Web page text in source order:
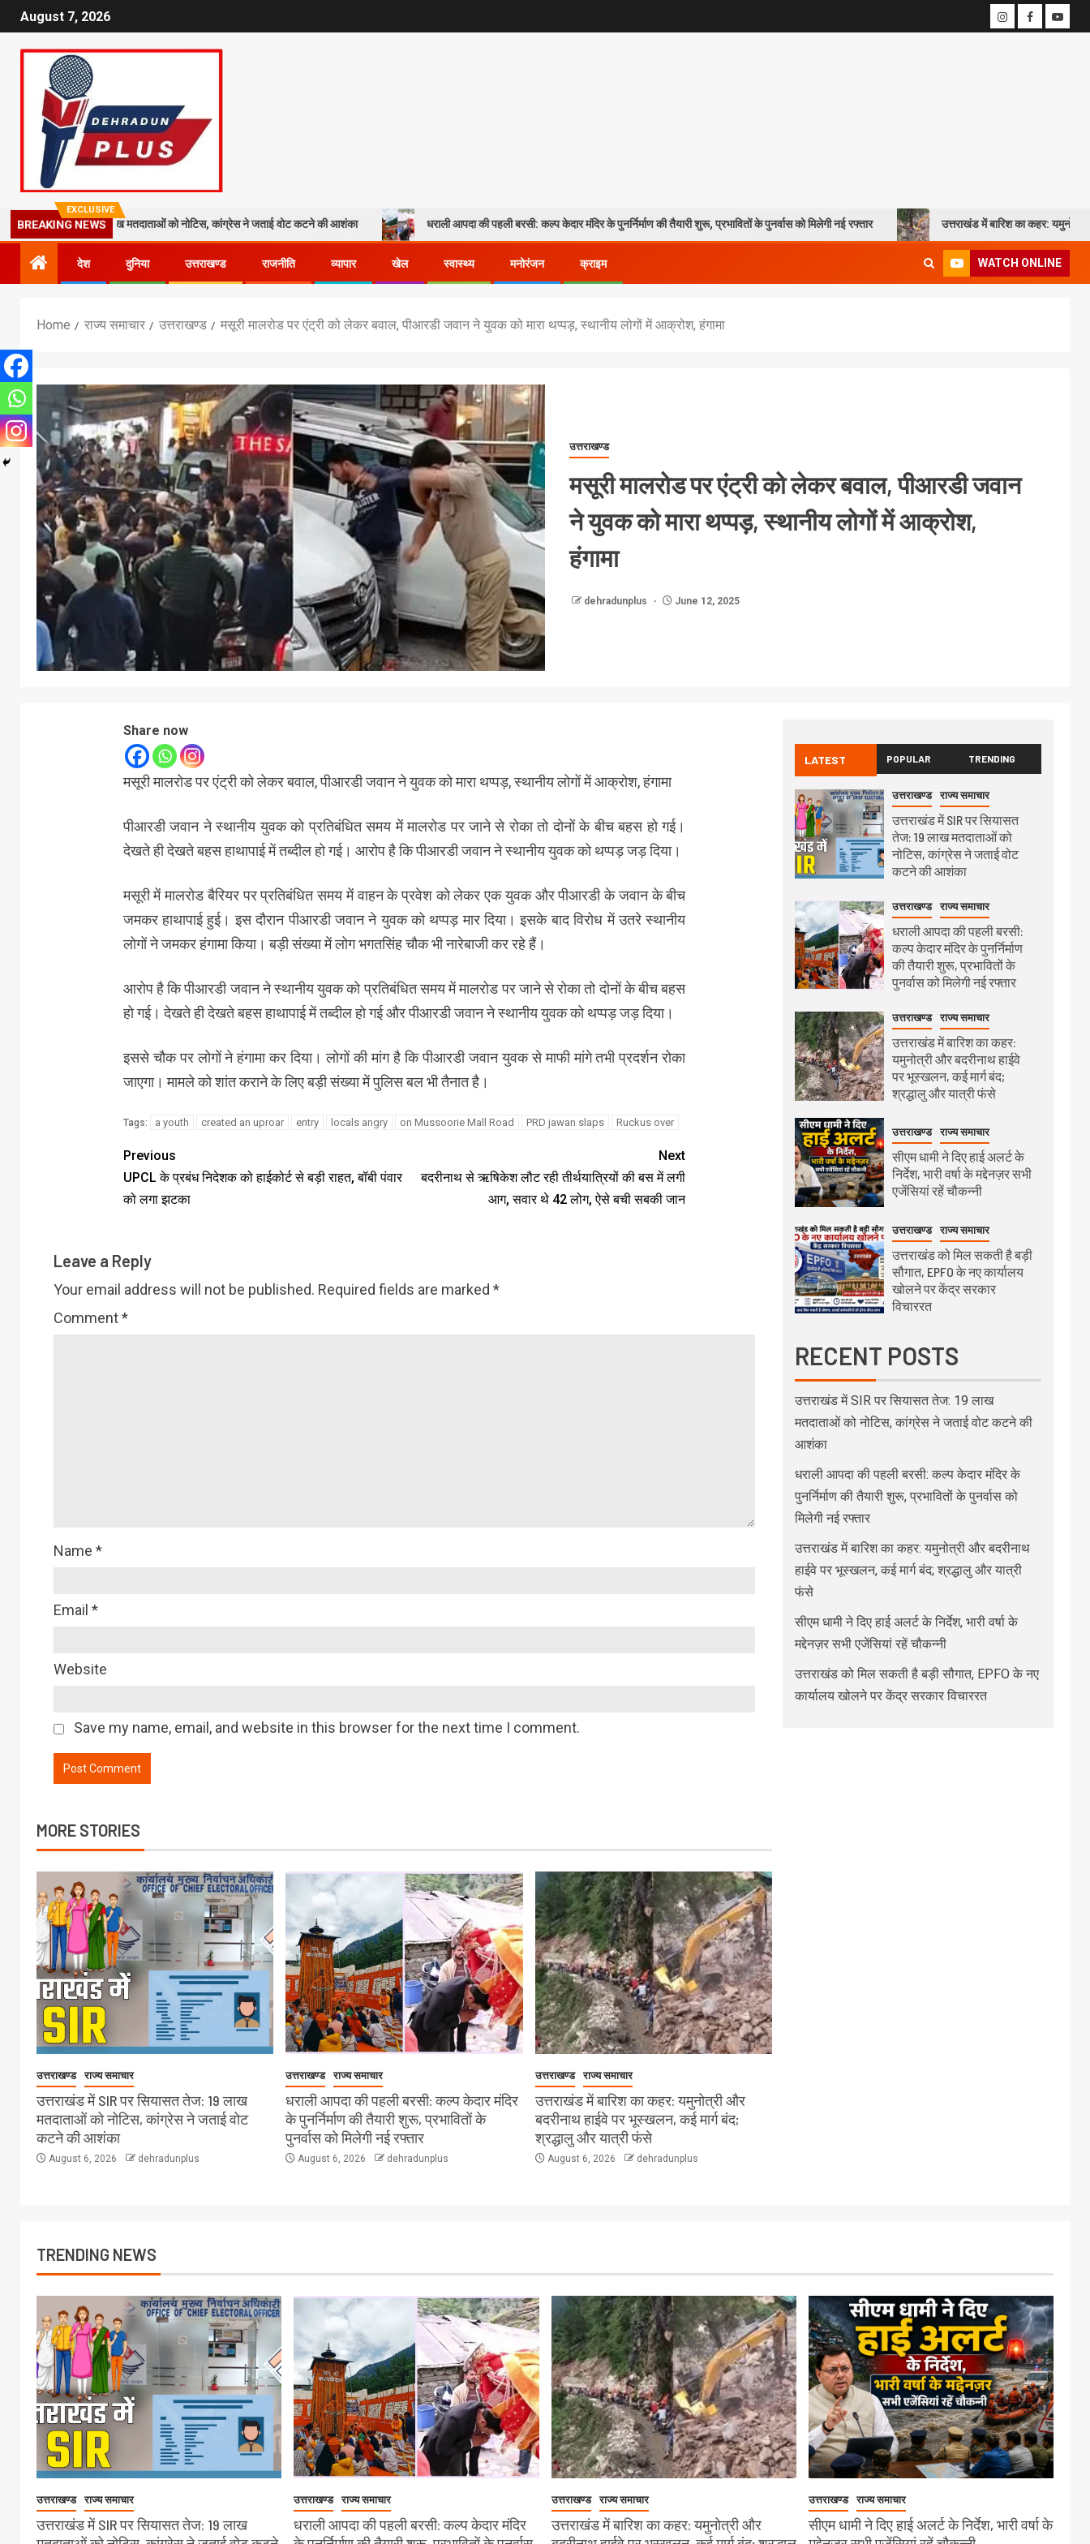
August 7, 2026
EXCLUSIVE
BREAKING NEWS
तेज: 19 लाख मतदाताओं को नोटिस, कांग्रेस ने जताई वोट कटने की आशंका धराली आपदा की पहली बरसी: कल्प केदार मंदिर के पुनर्निर्माण की तैयारी शुरू, प्रभावितों के पुनर्वास को मिलेगी नई रफ्तार उत्तराखंड में बारिश का कहर: यमुनोत्री और
देश दुनिया उत्तराखण्ड राजनीति व्यापार खेल स्वास्थ्य मनोरंजन क्राइम WATCH ONLINE
Home राज्य समाचार उत्तराखण्ड मसूरी मालरोड पर एंट्री को लेकर बवाल, पीआरडी जवान ने युवक को मारा थप्पड़, स्थानीय लोगों में आक्रोश, हंगामा
उत्तराखण्ड
मसूरी मालरोड पर एंट्री को लेकर बवाल, पीआरडी जवान
ने युवक को मारा थप्पड़, स्थानीय लोगों में आक्रोश,
हंगामा
dehradunplus June 12, 2025
Share now
मसूरी मालरोड पर एंट्री को लेकर बवाल, पीआरडी जवान ने युवक को मारा थप्पड़, स्थानीय लोगों में आक्रोश, हंगामा
पीआरडी जवान ने स्थानीय युवक को प्रतिबंधित समय में मालरोड पर जाने से रोका तो दोनों के बीच बहस हो गई।
देखते ही देखते बहस हाथापाई में तब्दील हो गई। आरोप है कि पीआरडी जवान ने स्थानीय युवक को थप्पड़ जड़ दिया।
मसूरी में मालरोड बैरियर पर प्रतिबंधित समय में वाहन के प्रवेश को लेकर एक युवक और पीआरडी के जवान के बीच
जमकर हाथापाई हुई। इस दौरान पीआरडी जवान ने युवक को थप्पड़ मार दिया। इसके बाद विरोध में उतरे स्थानीय
लोगों ने जमकर हंगामा किया। बड़ी संख्या में लोग भगतसिंह चौक भी नारेबाजी कर रहे हैं।
आरोप है कि पीआरडी जवान ने स्थानीय युवक को प्रतिबंधित समय में मालरोड पर जाने से रोका तो दोनों के बीच बहस
हो गई। देखते ही देखते बहस हाथापाई में तब्दील हो गई और पीआरडी जवान ने स्थानीय युवक को थप्पड़ जड़ दिया।
इससे चौक पर लोगों ने हंगामा कर दिया। लोगों की मांग है कि पीआरडी जवान युवक से माफी मांगे तभी प्रदर्शन रोका
जाएगा। मामले को शांत कराने के लिए बड़ी संख्या में पुलिस बल भी तैनात है।
Tags: a youth created an uproar entry locals angry on Mussoorie Mall Road PRD jawan slaps Ruckus over
Previous
UPCL के प्रबंध निदेशक को हाईकोर्ट से बड़ी राहत, बॉबी पंवार
को लगा झटका
Next
बदरीनाथ से ऋषिकेश लौट रही तीर्थयात्रियों की बस में लगी
आग, सवार थे 42 लोग, ऐसे बची सबकी जान
Leave a Reply
Your email address will not be published. Required fields are marked *
Comment*
Name *
Email *
Website
Save my name, email, and website in this browser for the next time I comment.
MORE STORIES
उत्तराखण्ड राज्य समाचार
उत्तराखंड में SIR पर सियासत तेज: 19 लाख
मतदाताओं को नोटिस, कांग्रेस ने जताई वोट
कटने की आशंका
August 6, 2026 dehradunplus
उत्तराखण्ड राज्य समाचार
धराली आपदा की पहली बरसी: कल्प केदार मंदिर
के पुनर्निर्माण की तैयारी शुरू, प्रभावितों के
पुनर्वास को मिलेगी नई रफ्तार
August 6, 2026 dehradunplus
उत्तराखण्ड राज्य समाचार
उत्तराखंड में बारिश का कहर: यमुनोत्री और
बदरीनाथ हाईवे पर भूस्खलन, कई मार्ग बंद;
श्रद्धालु और यात्री फंसे
August 6, 2026 dehradunplus
LATEST POPULAR TRENDING
उत्तराखण्ड राज्य समाचार
उत्तराखंड में SIR पर सियासत
तेज: 19 लाख मतदाताओं को
नोटिस, कांग्रेस ने जताई वोट
कटने की आशंका
उत्तराखण्ड राज्य समाचार
धराली आपदा की पहली बरसी:
कल्प केदार मंदिर के पुनर्निर्माण
की तैयारी शुरू, प्रभावितों के
पुनर्वास को मिलेगी नई रफ्तार
उत्तराखण्ड राज्य समाचार
उत्तराखंड में बारिश का कहर:
यमुनोत्री और बदरीनाथ हाईवे
पर भूस्खलन, कई मार्ग बंद;
श्रद्धालु और यात्री फंसे
उत्तराखण्ड राज्य समाचार
सीएम धामी ने दिए हाई अलर्ट के
निर्देश, भारी वर्षा के मद्देनज़र सभी
एजेंसियां रहें चौकन्नी
उत्तराखण्ड राज्य समाचार
उत्तराखंड को मिल सकती है बड़ी
सौगात, EPFO के नए कार्यालय
खोलने पर केंद्र सरकार
विचाररत
RECENT POSTS
उत्तराखंड में SIR पर सियासत तेज: 19 लाख
मतदाताओं को नोटिस, कांग्रेस ने जताई वोट कटने की
आशंका
धराली आपदा की पहली बरसी: कल्प केदार मंदिर के
पुनर्निर्माण की तैयारी शुरू, प्रभावितों के पुनर्वास को
मिलेगी नई रफ्तार
उत्तराखंड में बारिश का कहर: यमुनोत्री और बदरीनाथ
हाईवे पर भूस्खलन, कई मार्ग बंद; श्रद्धालु और यात्री
फंसे
सीएम धामी ने दिए हाई अलर्ट के निर्देश, भारी वर्षा के
मद्देनज़र सभी एजेंसियां रहें चौकन्नी
उत्तराखंड को मिल सकती है बड़ी सौगात, EPFO के नए
कार्यालय खोलने पर केंद्र सरकार विचाररत
TRENDING NEWS
उत्तराखण्ड राज्य समाचार
उत्तराखंड में SIR पर सियासत तेज: 19 लाख
उत्तराखण्ड राज्य समाचार
धराली आपदा की पहली बरसी: कल्प केदार मंदिर
उत्तराखण्ड राज्य समाचार
उत्तराखंड में बारिश का कहर: यमुनोत्री और
उत्तराखण्ड राज्य समाचार
सीएम धामी ने दिए हाई अलर्ट के निर्देश, भारी वर्षा के